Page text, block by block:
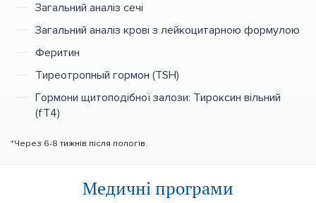
Загальний аналіз сечі
Загальний аналіз крові з лейкоцитарною формулою
Феритин
Тиреотропный гормон (TSH)
Гормони щитоподібної залози: Тироксин вільний
(fT4)
*Через 6-8 тижнів після пологів.
Медичні програми